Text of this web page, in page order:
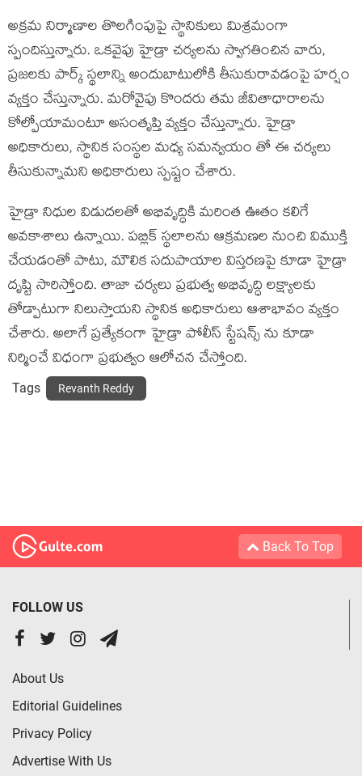
అక్రమ నిర్మాణాల తొలగింపుపై స్థానికులు మిశ్రమంగా
స్పందిస్తున్నారు. ఒకవైపు హైడ్రా చర్యలను స్వాగతించిన వారు,
ప్రజలకు పార్క్ స్థలాన్ని అందుబాటులోకి తీసుకురావడంపై హర్షం
వ్యక్తం చేస్తున్నారు. మరోవైపు కొందరు తమ జీవితాధారాలను
కోల్పోయామంటూ అసంతృప్తి వ్యక్తం చేస్తున్నారు. హైడ్రా
అధికారులు, స్థానిక సంస్థల మధ్య సమన్వయం తో ఈ చర్యలు
తీసుకున్నామని అధికారులు స్పష్టం చేశారు.
హైడ్రా నిధుల విడుదలతో అభివృద్ధికి మరింత ఊతం కలిగే
అవకాశాలు ఉన్నాయి. పబ్లిక్ స్థలాలను ఆక్రమణల నుంచి విముక్తి
చేయడంతో పాటు, మౌలిక సదుపాయాల విస్తరణపై కూడా హైడ్రా
దృష్టి సారిస్తోంది. తాజా చర్యలు ప్రభుత్వ అభివృద్ధి లక్ష్యాలకు
తోడ్పాటుగా నిలుస్తాయని స్థానిక అధికారులు ఆశాభావం వ్యక్తం
చేశారు. అలాగే ప్రత్యేకంగా హైడ్రా పోలీస్ స్టేషన్స్ ను కూడా
నిర్మించే విధంగా ప్రభుత్వం ఆలోచన చేస్తోంది.
Tags Revanth Reddy
Back To Top
FOLLOW US
About Us
Editorial Guidelines
Privacy Policy
Advertise With Us